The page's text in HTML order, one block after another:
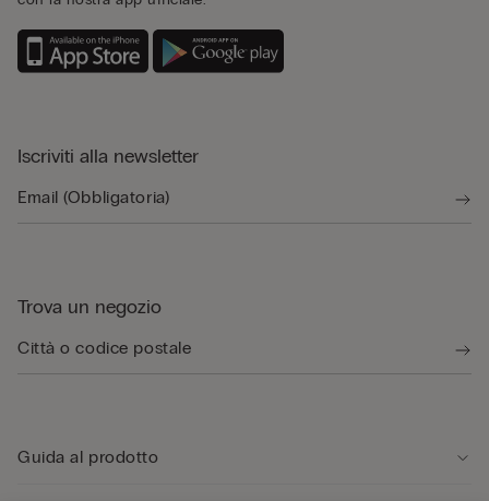
Iscriviti alla newsletter
Trova un negozio
Guida al prodotto